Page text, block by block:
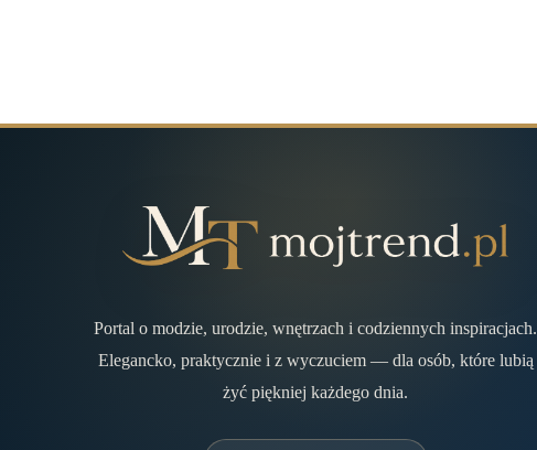
Portal o modzie, urodzie, wnętrzach i codziennych inspiracjach.
Elegancko, praktycznie i z wyczuciem — dla osób, które lubią
żyć piękniej każdego dnia.